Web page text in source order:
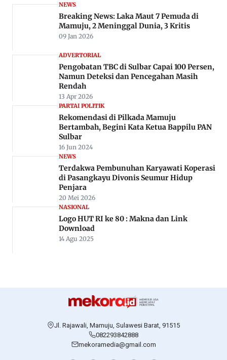
NEWS
Breaking News: Laka Maut 7 Pemuda di
Mamuju, 2 Meninggal Dunia, 3 Kritis
09 Jan 2026
ADVERTORIAL
Pengobatan TBC di Sulbar Capai 100 Persen,
Namun Deteksi dan Pencegahan Masih
Rendah
13 Apr 2026
PARTAI POLITIK
Rekomendasi di Pilkada Mamuju
Bertambah, Begini Kata Ketua Bappilu PAN
Sulbar
16 Jun 2024
NEWS
Terdakwa Pembunuhan Karyawati Koperasi
di Pasangkayu Divonis Seumur Hidup
Penjara
20 Mei 2026
NASIONAL
Logo HUT RI ke 80 : Makna dan Link
Download
14 Agu 2025
Jl. Rajawali, Mamuju, Sulawesi Barat, 91515
082293842888
mekoramedia@gmail.com